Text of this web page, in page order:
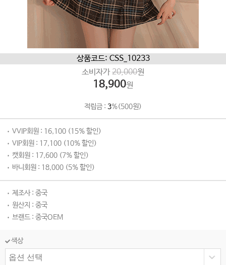
상품코드: CSS_10233
소비자가 20,000원
18,900원
적립금 : 3%(500원)
VVIP회원 : 16,100 (15% 할인)
VIP회원 : 17,100 (10% 할인)
캣회원 : 17,600 (7% 할인)
바니회원 : 18,000 (5% 할인)
제조사 : 중국
원산지 : 중국
브랜드 : 중국OEM
색상